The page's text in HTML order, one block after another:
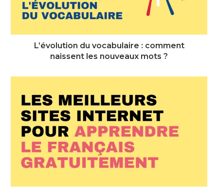
L’évolution du vocabulaire : comment
naissent les nouveaux mots ?